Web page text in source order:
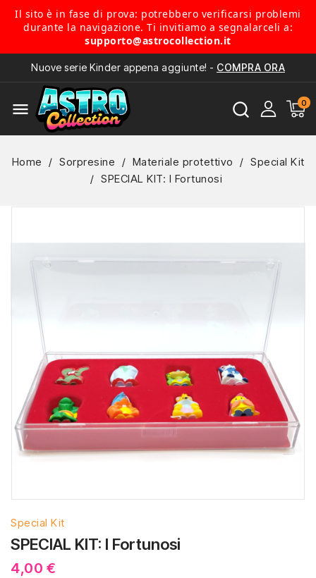
Il sito è in fase di prova: potrebbero verificarsi problemi
durante la navigazione. Ti invitiamo a segnalarceli a:
supporto@astrocollection.it
Nuove serie Kinder appena aggiunte! - COMPRA ORA
menu
Home Sorpresine Materiale protettivo
Special Kit
SPECIAL KIT: I Fortunosi
Special Kit
SPECIAL KIT: I Fortunosi
4,00 €